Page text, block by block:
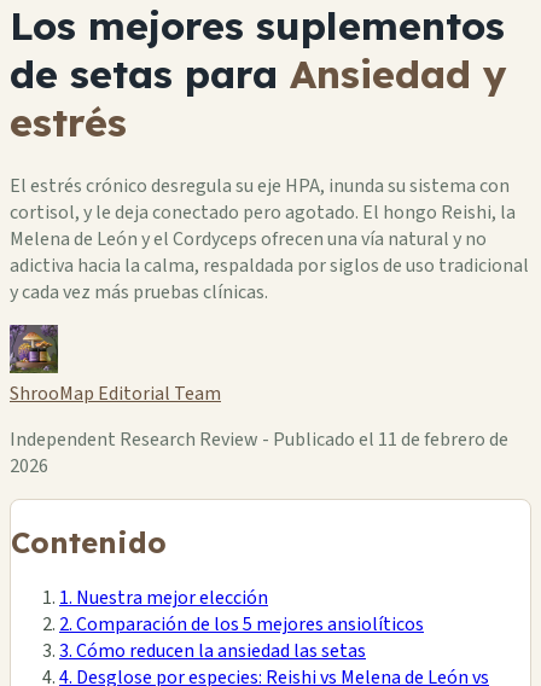
Los mejores suplementos
de setas para Ansiedad y
estrés
El estrés crónico desregula su eje HPA, inunda su sistema con
cortisol, y le deja conectado pero agotado. El hongo Reishi, la
Melena de León y el Cordyceps ofrecen una vía natural y no
adictiva hacia la calma, respaldada por siglos de uso tradicional
y cada vez más pruebas clínicas.
ShrooMap Editorial Team
Independent Research Review - Publicado el 11 de febrero de
2026
Contenido
1. Nuestra mejor elección
2. Comparación de los 5 mejores ansiolíticos
3. Cómo reducen la ansiedad las setas
4. Desglose por especies: Reishi vs Melena de León vs